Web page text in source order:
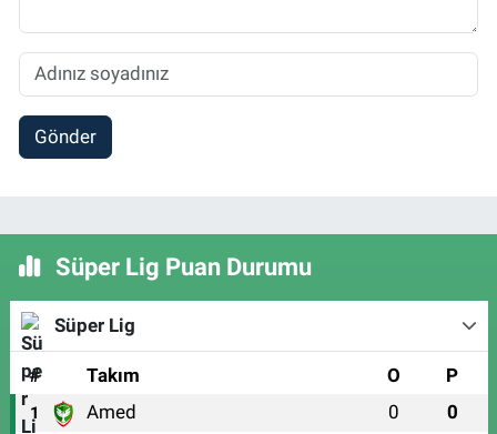
Gönder
Süper Lig Puan Durumu
Süper Lig
# Takım O P
1 Amed 0 0